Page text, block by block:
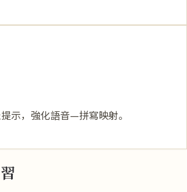
示，強化語音—拼寫映射。